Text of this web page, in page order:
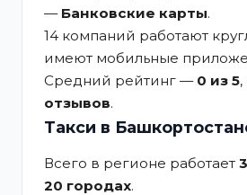
— Банковские карты.
14 компаний работают
имеют мобильные
Средний рейтинг — 0 из 5
отзывов.
Такси в
Всего в регионе работает
20 городах.